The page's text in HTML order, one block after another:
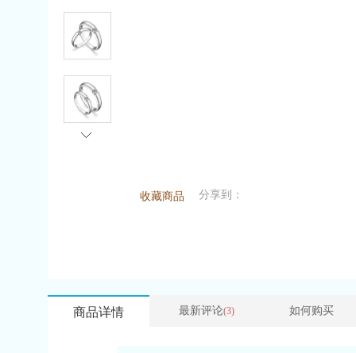
收藏商品 分享到：
商品详情 最新评论(3) 如何购买